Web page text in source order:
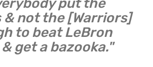
& not the [Warriors]
to beat LeBron
get a bazooka."